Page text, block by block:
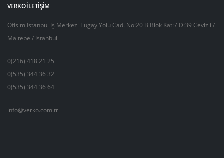
VERKO İLETIŞIM
Ofisim İstanbul İş Merkezi Tugay Yolu Cad. No:20 B Blok Kat:7 D:39 Cevizli /
Maltepe / İstanbul
0(216) 418 21 25
0(535) 344 36 32
0(535) 344 36 64
info@verko.com.tr